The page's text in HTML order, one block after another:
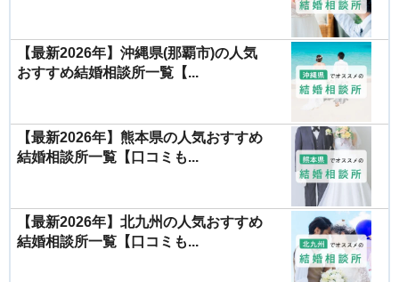
【最新2026年】沖縄県(那覇市)の人気
おすすめ結婚相談所一覧【...
【最新2026年】熊本県の人気おすすめ
結婚相談所一覧【口コミも...
【最新2026年】北九州の人気おすすめ
結婚相談所一覧【口コミも...